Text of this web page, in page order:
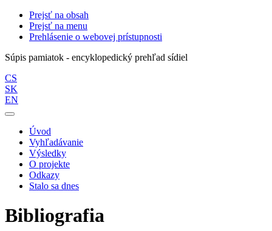
Prejsť na obsah
Prejsť na menu
Prehlásenie o webovej prístupnosti
Súpis pamiatok - encyklopedický prehľad sídiel
CS
SK
EN
Úvod
Vyhľadávanie
Výsledky
O projekte
Odkazy
Stalo sa dnes
Bibliografia